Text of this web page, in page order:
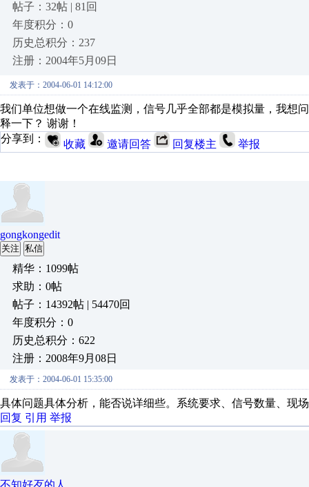
帖子：32帖 | 81回
年度积分：0
历史总积分：237
注册：2004年5月09日
发表于：2004-06-01 14:12:00
我们单位想做一个在线监测，信号几乎全部都是模拟量，我想
释一下？ 谢谢！
分享到：
收藏 邀请回答 回复楼主 举报
gongkongedit
关注 私信
精华：1099帖
求助：0帖
帖子：14392帖 | 54470回
年度积分：0
历史总积分：622
注册：2008年9月08日
发表于：2004-06-01 15:35:00
具体问题具体分析，能否说详细些。系统要求、信号数量、现
回复 引用 举报
不知好歹的人